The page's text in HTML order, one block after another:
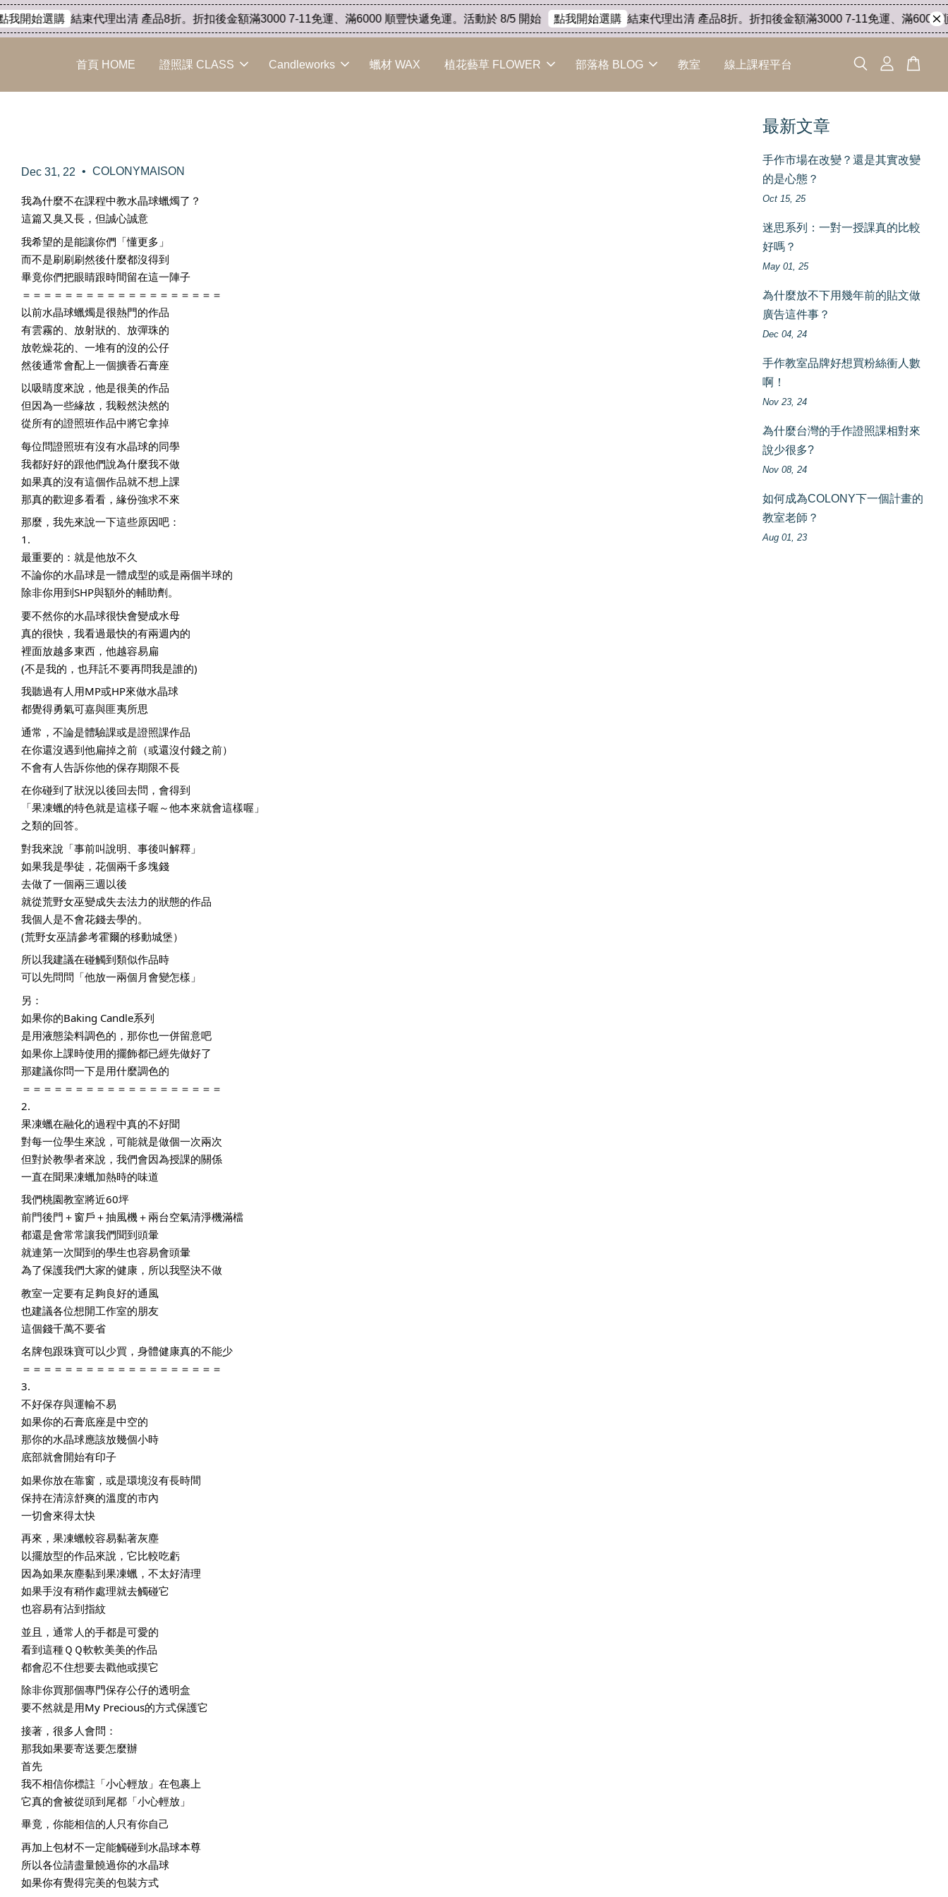
開始選購 結束代理出清 產品8折。折扣後金額滿3000 7-11免運、滿6000 順豐快遞免運。活動於 8/5 開始 點我開始選購 結束代理出清 產品8折。折扣後金額滿3000 7-11免運、滿6000 順
首頁 HOME 證照課 CLASS Candleworks 蠟材 WAX 植花藝草 FLOWER 部落格 BLOG 教室 線上課程平台
Dec 31, 22 • COLONYMAISON
我為什麼不在課程中教水晶球蠟燭了？
這篇又臭又長，但誠心誠意
我希望的是能讓你們「懂更多」
而不是刷刷刷然後什麼都沒得到
畢竟你們把眼睛跟時間留在這一陣子
＝＝＝＝＝＝＝＝＝＝＝＝＝＝＝＝＝＝＝
以前水晶球蠟燭是很熱門的作品
有雲霧的、放射狀的、放彈珠的
放乾燥花的、一堆有的沒的公仔
然後通常會配上一個擴香石膏座
以吸睛度來說，他是很美的作品
但因為一些緣故，我毅然決然的
從所有的證照班作品中將它拿掉
每位問證照班有沒有水晶球的同學
我都好好的跟他們說為什麼我不做
如果真的沒有這個作品就不想上課
那真的歡迎多看看，緣份強求不來
那麼，我先來說一下這些原因吧：
1.
最重要的：就是他放不久
不論你的水晶球是一體成型的或是兩個半球的
除非你用到SHP與額外的輔助劑。
要不然你的水晶球很快會變成水母
真的很快，我看過最快的有兩週內的
裡面放越多東西，他越容易扁
(不是我的，也拜託不要再問我是誰的)
我聽過有人用MP或HP來做水晶球
都覺得勇氣可嘉與匪夷所思
通常，不論是體驗課或是證照課作品
在你還沒遇到他扁掉之前（或還沒付錢之前）
不會有人告訴你他的保存期限不長
在你碰到了狀況以後回去問，會得到
「果凍蠟的特色就是這樣子喔～他本來就會這樣喔」
之類的回答。
對我來說「事前叫說明、事後叫解釋」
如果我是學徒，花個兩千多塊錢
去做了一個兩三週以後
就從荒野女巫變成失去法力的狀態的作品
我個人是不會花錢去學的。
(荒野女巫請參考霍爾的移動城堡）
所以我建議在碰觸到類似作品時
可以先問問「他放一兩個月會變怎樣」
另：
如果你的Baking Candle系列
是用液態染料調色的，那你也一併留意吧
如果你上課時使用的擺飾都已經先做好了
那建議你問一下是用什麼調色的
＝＝＝＝＝＝＝＝＝＝＝＝＝＝＝＝＝＝＝
2.
果凍蠟在融化的過程中真的不好聞
對每一位學生來說，可能就是做個一次兩次
但對於教學者來說，我們會因為授課的關係
一直在聞果凍蠟加熱時的味道
我們桃園教室將近60坪
前門後門＋窗戶＋抽風機＋兩台空氣清淨機滿檔
都還是會常常讓我們聞到頭暈
就連第一次聞到的學生也容易會頭暈
為了保護我們大家的健康，所以我堅決不做
教室一定要有足夠良好的通風
也建議各位想開工作室的朋友
這個錢千萬不要省
名牌包跟珠寶可以少買，身體健康真的不能少
＝＝＝＝＝＝＝＝＝＝＝＝＝＝＝＝＝＝＝
3.
不好保存與運輸不易
如果你的石膏底座是中空的
那你的水晶球應該放幾個小時
底部就會開始有印子
如果你放在靠窗，或是環境沒有長時間
保持在清涼舒爽的溫度的市內
一切會來得太快
再來，果凍蠟較容易黏著灰塵
以擺放型的作品來說，它比較吃虧
因為如果灰塵黏到果凍蠟，不太好清理
如果手沒有稍作處理就去觸碰它
也容易有沾到指紋
並且，通常人的手都是可愛的
看到這種ＱＱ軟軟美美的作品
都會忍不住想要去戳他或摸它
除非你買那個專門保存公仔的透明盒
要不然就是用My Precious的方式保護它
接著，很多人會問：
那我如果要寄送要怎麼辦
首先
我不相信你標註「小心輕放」在包裹上
它真的會被從頭到尾都「小心輕放」
畢竟，你能相信的人只有你自己
再加上包材不一定能觸碰到水晶球本尊
所以各位請盡量饒過你的水晶球
如果你有覺得完美的包裝方式
最新文章
手作市場在改變？還是其實改變
的是心態？
Oct 15, 25
迷思系列：一對一授課真的比較
好嗎？
May 01, 25
為什麼放不下用幾年前的貼文做
廣告這件事？
Dec 04, 24
手作教室品牌好想買粉絲衝人數
啊！
Nov 23, 24
為什麼台灣的手作證照課相對來
說少很多?
Nov 08, 24
如何成為COLONY下一個計畫的
教室老師？
Aug 01, 23